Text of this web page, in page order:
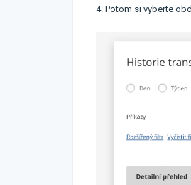
4. Potom si vyberte